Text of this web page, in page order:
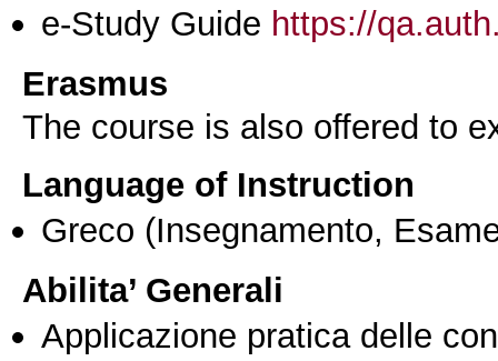
e-Study Guide https://
Erasmus
The course is also offered to
Language of Instruction
Greco (Insegnamento,
Abilita’ Generali
Applicazione pratica delle